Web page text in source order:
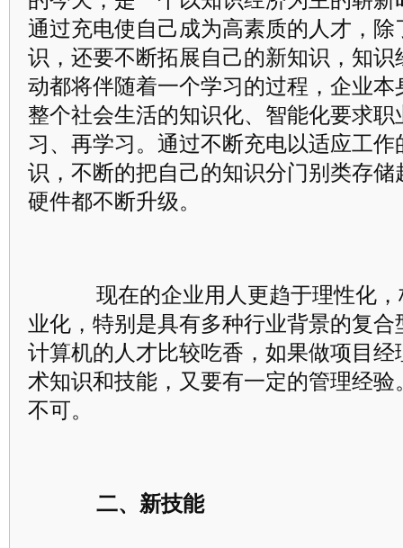
通过充电使自己成为高素质的人才，
识，还要不断拓展自己的新知识，知
动都将伴随着一个学习的过程，企业
整个社会生活的知识化、智能化要求
习、再学习。通过不断充电以适应工
识，不断的把自己的知识分门别类存
硬件都不断升级。
现在的企业用人更趋于理性化，
业化，特别是具有多种行业背景的复
计算机的人才比较吃香，如果做项目
术知识和技能，又要有一定的管理经验
不可。
二、新技能